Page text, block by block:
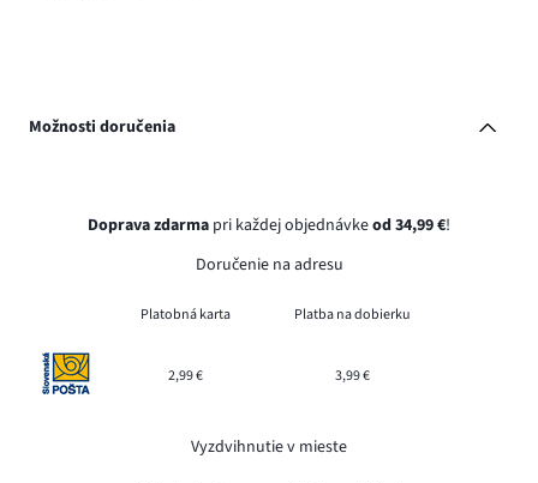
Možnosti doručenia
Doprava zdarma pri každej objednávkeod 34,99 €!
Doručenie na adresu
Platobná karta Platba na dobierku
2,99 € 3,99 €
Vyzdvihnutie v mieste